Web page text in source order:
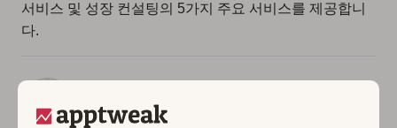
서비스 및 성장 컨설팅의 5가지 주요 서비스를 제공합니
다.
AppTweak